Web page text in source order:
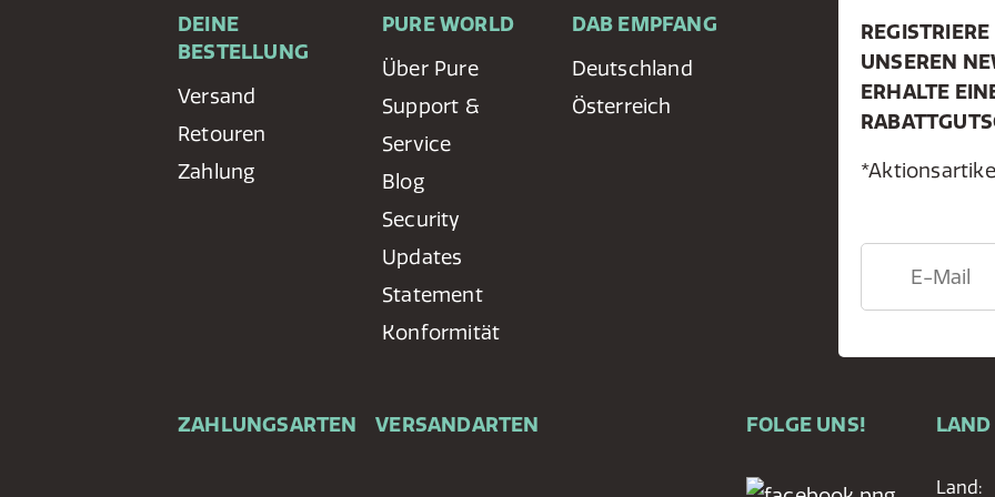
DEINE
BESTELLUNG
Versand
Retouren
Zahlung
PURE WORLD
Über Pure
Support &
Service
Blog
Security
Updates
Statement
Konformität
DAB EMPFANG
Deutschland
Österreich
ZAHLUNGSARTEN VERSANDARTEN
UNSEREN
ERHALTE
FOLGE UNS! LAND
Land: